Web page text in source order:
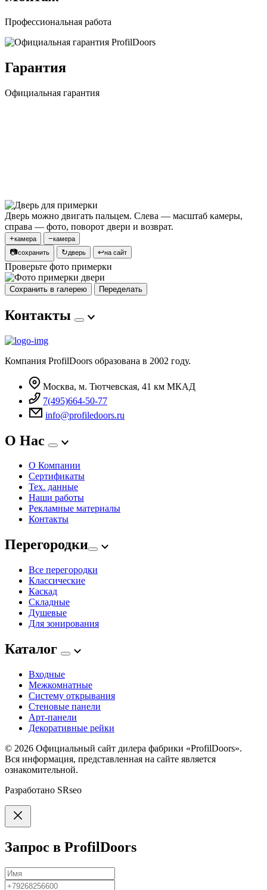
Профессиональная работа
Гарантия
Официальная гарантия
Дверь можно двигать пальцем. Слева — масштаб камеры,
справа — фото, поворот двери и возврат.
+камера −камера
📷сохранить ↻дверь ↩на сайт
Проверьте фото примерки
Сохранить в галерею Переделать
Контакты
Компания ProfilDoors образована в 2002 году.
Москва, м. Тютчевская, 41 км МКАД
7(495)664-50-77
info@profiledoors.ru
О Нас
О Компании
Сертификаты
Тех. данные
Наши работы
Рекламные материалы
Контакты
Перегородки
Все перегородки
Классические
Каскад
Складные
Душевые
Для зонирования
Каталог
Входные
Межкомнатные
Систему открывания
Стеновые панели
Арт-панели
Декоративные рейки
© 2026 Официальный сайт дилера фабрики «ProfilDoors».
Вся информация, представленная на сайте является
ознакомительной.
Разработано SRseo
Запрос в ProfilDoors